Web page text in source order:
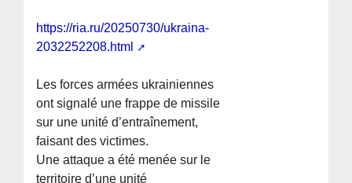
https://ria.ru/20250730/ukraina-
2032252208.html
Les forces armées ukrainiennes
ont signalé une frappe de missile
sur une unité d’entraînement,
faisant des victimes.
Une attaque a été menée sur le
territoire d’une unité